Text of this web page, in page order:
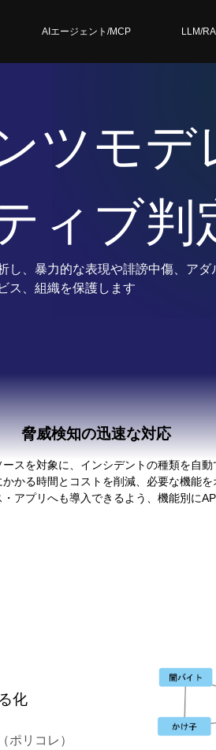
AIエージェント/MCP LLM/
ツモデ
ィブ判
し、暴力的な表現や誹謗中傷、アダ
ス、組織を保護します
脅威検知の迅速な対応
スを対象に、インシデントの種類を自
かる時間とコストを削減、必要な機能
アプリへも導入できるよう、機能別に
化
ポリコレ）